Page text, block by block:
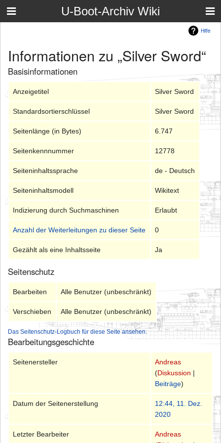
U-Boot-Archiv Wiki
Hilfe
Informationen zu „Silver Sword“
Basisinformationen
Anzeigetitel Silver Sword
Standardsortierschlüssel Silver Sword
Seitenlänge (in Bytes) 6.747
Seitenkennnummer 12778
Seiteninhaltssprache de - Deutsch
Seiteninhaltsmodell Wikitext
Indizierung durch Suchmaschinen Erlaubt
Anzahl der Weiterleitungen zu dieser Seite 0
Gezählt als eine Inhaltsseite Ja
Seitenschutz
Bearbeiten Alle Benutzer (unbeschränkt)
Verschieben Alle Benutzer (unbeschränkt)
Das Seitenschutz-Logbuch für diese Seite ansehen.
Bearbeitungsgeschichte
Seitenersteller
Andreas
(Diskussion |
Beiträge)
Datum der Seitenerstellung
12:44, 11. Dez.
2020
Letzter Bearbeiter
Andreas